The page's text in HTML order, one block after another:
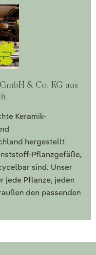
& Co. KG aus
Keramik-
hergestellt
Pflanzgefäße,
sind. Unser
jede Pflanze, jeden
den passenden